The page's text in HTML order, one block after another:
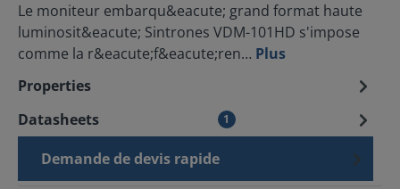
Le moniteur embarqu&eacute; grand format haute
luminosit&eacute; Sintrones VDM-101HD s'impose
comme la r&eacute;f&eacute;ren… Plus
Properties
Datasheets
1
Demande de devis rapide